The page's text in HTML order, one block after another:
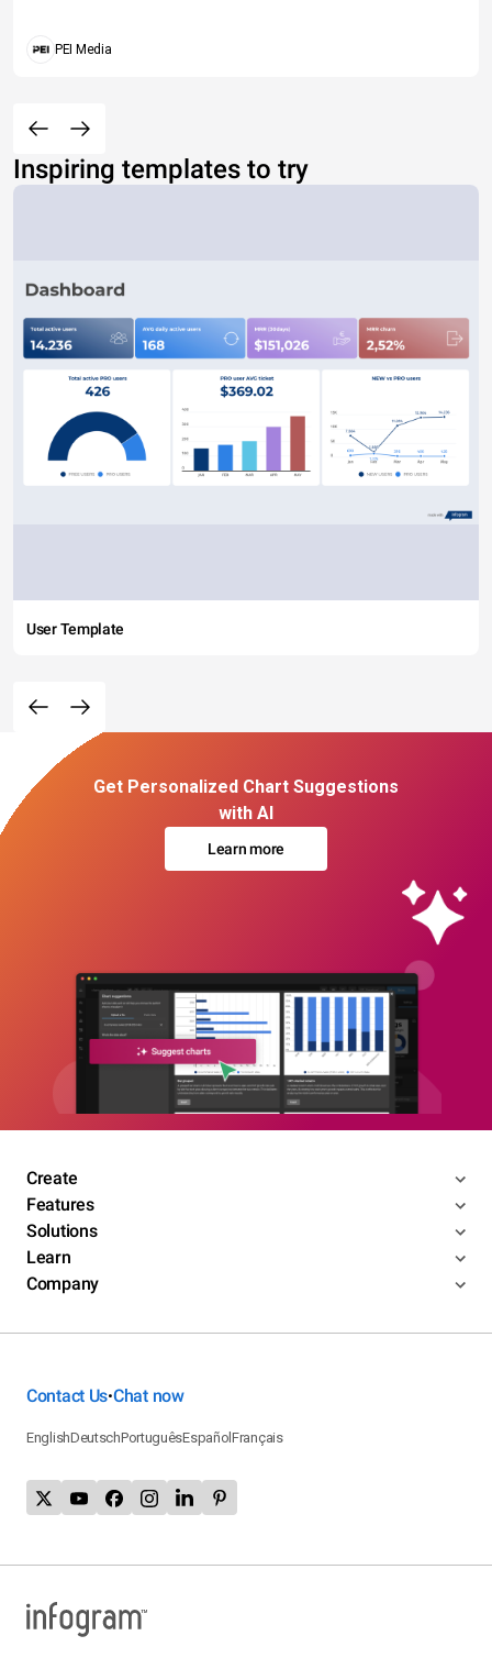
PEI Media
Inspiring templates to try
User Template
Get Personalized Chart Suggestions
with AI
Learn more
Create
Features
Solutions
Learn
Company
Contact Us•Chat now
EnglishDeutschPortuguêsEspañolFrançais